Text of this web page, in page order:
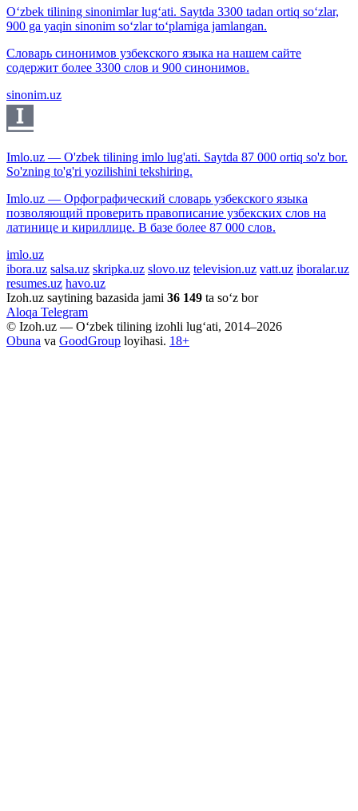
O‘zbek tilining sinonimlar lug‘ati. Saytda 3300 tadan ortiq so‘zlar,
900 ga yaqin sinonim so‘zlar to‘plamiga jamlangan.
Словарь синонимов узбекского языка на нашем сайте
содержит более 3300 слов и 900 синонимов.
sinonim.uz
Imlo.uz — O'zbek tilining imlo lug'ati. Saytda 87 000 ortiq so'z bor.
So'zning to'g'ri yozilishini tekshiring.
Imlo.uz — Орфографический словарь узбекского языка
позволяющий проверить правописание узбекских слов на
латинице и кириллице. В базе более 87 000 слов.
imlo.uz
ibora.uz salsa.uz skripka.uz slovo.uz television.uz vatt.uz iboralar.uz
resumes.uz havo.uz
Izoh.uz saytining bazasida jami 36 149 ta so‘z bor
Aloqa Telegram
© Izoh.uz — O‘zbek tilining izohli lug‘ati, 2014–2026
Obuna va GoodGroup loyihasi. 18+